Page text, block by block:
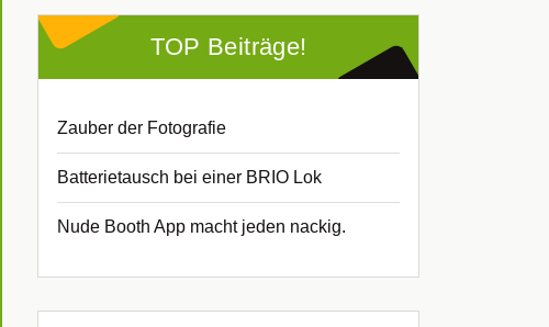
TOP Beiträge!
Zauber der Fotografie
Batterietausch bei einer BRIO Lok
Nude Booth App macht jeden nackig.